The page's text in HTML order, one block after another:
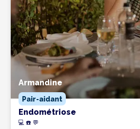
Armandine
Pair-aidant
Endométriose
💻 ☎️ 💬